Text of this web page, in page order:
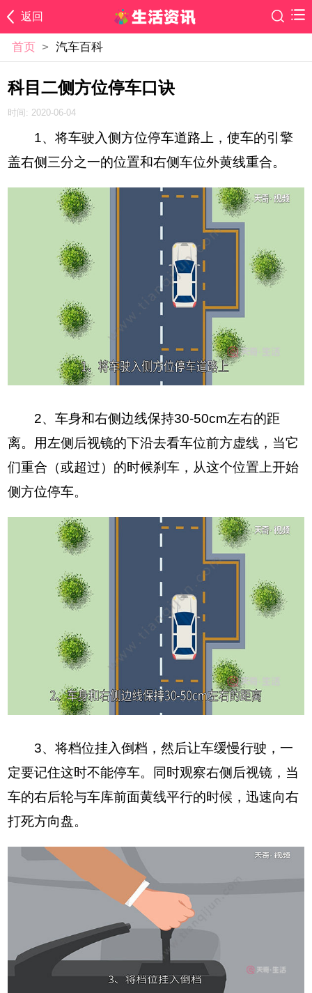
返回
首页 > 汽车百科
科目二侧方位停车口诀
时间: 2020-06-04
1、将车驶入侧方位停车道路上，使车的引擎
盖右侧三分之一的位置和右侧车位外黄线重合。
2、车身和右侧边线保持30-50cm左右的距
离。用左侧后视镜的下沿去看车位前方虚线，当它
们重合（或超过）的时候刹车，从这个位置上开始
侧方位停车。
3、将档位挂入倒档，然后让车缓慢行驶，一
定要记住这时不能停车。同时观察右侧后视镜，当
车的右后轮与车库前面黄线平行的时候，迅速向右
打死方向盘。